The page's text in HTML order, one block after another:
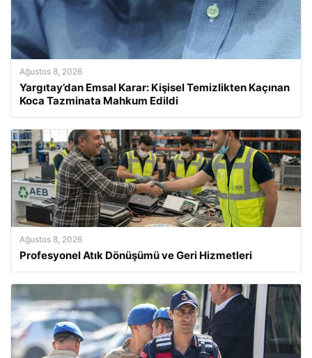
Ağustos 8, 2026
Yargıtay’dan Emsal Karar: Kişisel Temizlikten Kaçınan
Koca Tazminata Mahkum Edildi
Ağustos 8, 2026
Profesyonel Atık Dönüşümü ve Geri Hizmetleri